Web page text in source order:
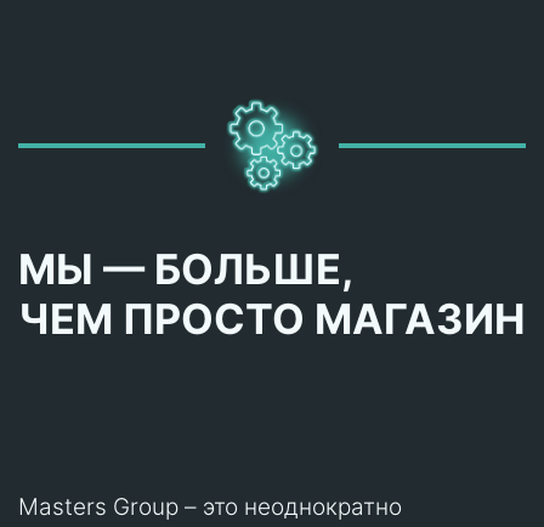
МЫ — БОЛЬШЕ,
ЧЕМ ПРОСТО МАГАЗИН
Masters Group – это неоднократно